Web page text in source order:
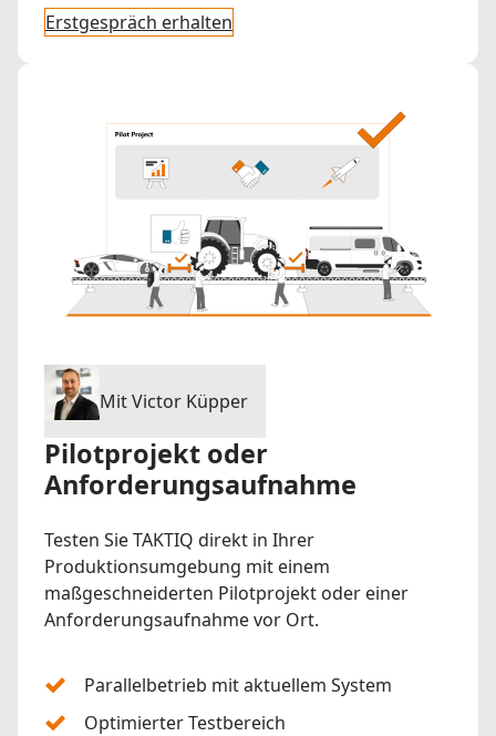
Erstgespräch erhalten
Mit Victor Küpper
Pilotprojekt oder
Anforderungsaufnahme
Testen Sie TAKTIQ direkt in Ihrer
Produktionsumgebung mit einem
maßgeschneiderten Pilotprojekt oder einer
Anforderungsaufnahme vor Ort.
Parallelbetrieb mit aktuellem System
Optimierter Testbereich